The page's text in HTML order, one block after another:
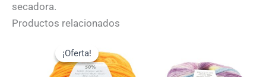
secadora.
Productos relacionados
¡Oferta!
¡Oferta!
precio
original
era:
precio
actual
es: